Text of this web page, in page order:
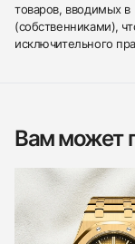
товаров, вводимых
(собственниками),
исключительного
Вам может